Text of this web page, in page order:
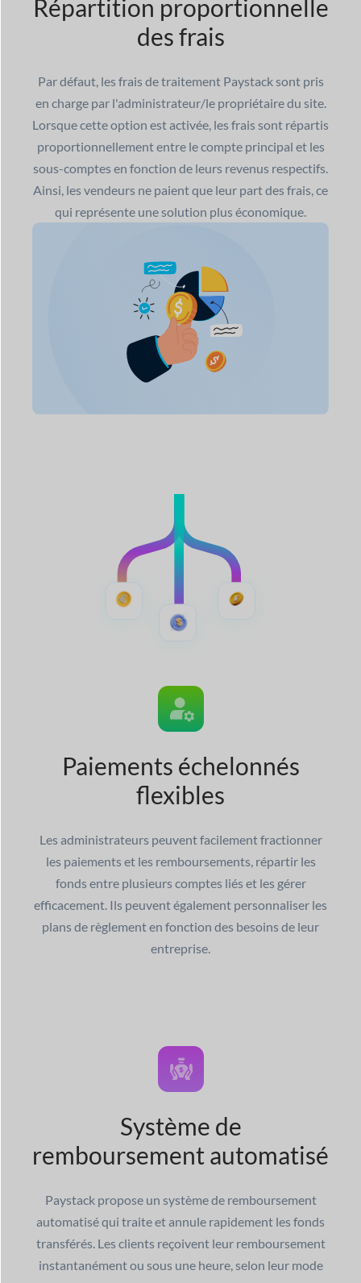
Répartition proportionnelle
des frais
Par défaut, les frais de traitement Paystack sont pris
en charge par l'administrateur/le propriétaire du site.
Lorsque cette option est activée, les frais sont répartis
proportionnellement entre le compte principal et les
sous-comptes en fonction de leurs revenus respectifs.
Ainsi, les vendeurs ne paient que leur part des frais, ce
qui représente une solution plus économique.
Paiements échelonnés
flexibles
Les administrateurs peuvent facilement fractionner
les paiements et les remboursements, répartir les
fonds entre plusieurs comptes liés et les gérer
efficacement. Ils peuvent également personnaliser les
plans de règlement en fonction des besoins de leur
entreprise.
Système de
remboursement automatisé
Paystack propose un système de remboursement
automatisé qui traite et annule rapidement les fonds
transférés. Les clients reçoivent leur remboursement
instantanément ou sous une heure, selon leur mode